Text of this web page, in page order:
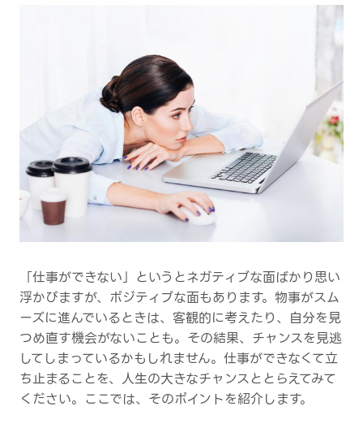
「仕事ができない」というとネガティブな面ばかり思い
浮かびますが、ポジティブな面もあります。物事がスム
ーズに進んでいるときは、客観的に考えたり、自分を見
つめ直す機会がないことも。その結果、チャンスを見逃
してしまっているかもしれません。仕事ができなくて立
ち止まることを、人生の大きなチャンスととらえてみて
ください。ここでは、そのポイントを紹介します。